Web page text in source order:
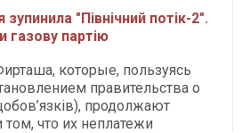
зупинила "Північний потік-2".
газову партію
которые, пользуясь
правительства о
продолжают
том, что их неплатежи